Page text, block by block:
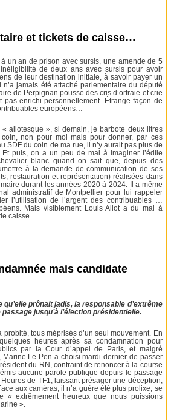
et tickets de caisse…
un an de prison avec sursis, une amende de 5
de deux ans avec sursis pour avoir
de leur destination initiale, à savoir payer un
jamais été attaché parlementaire du député
de Perpignan pousse des cris d’orfraie et crie
pas enrichi personnellement. Étrange façon de
européens…
aliotesque », si demain, je barbote deux litres
non pour moi mais pour donner, par ces
SDF du coin de ma rue, il n’y aurait pas plus de
puis, on a un peu de mal à imaginer l’édile
blanc quand on sait que, depuis des
à la demande de communication de ses
restauration et représentation) réalisées dans
durant les années 2020 à 2024. Il a même
administratif de Montpellier pour lui rappeler
l’utilisation de l’argent des contribuables …
Mais visiblement Louis Aliot a du mal à
caisse…
mais candidate
qu’elle prônait jadis, la responsable d’extrême
jusqu’à l’élection présidentielle.
tous méprisés d’un seul mouvement. En
heures après sa condamnation pour
par la Cour d’appel de Paris, et malgré
Le Pen a choisi mardi dernier de passer
du RN, contraint de renoncer à la course
émis aucune parole publique depuis le passage
de TF1, laissant présager une déception,
aux caméras, il n’a guère été plus prolixe, se
« extrêmement heureux que nous puissions
».